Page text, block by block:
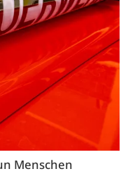
Menschen